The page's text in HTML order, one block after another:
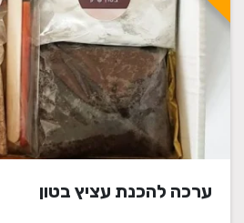
ערכה להכנת עציץ בטון